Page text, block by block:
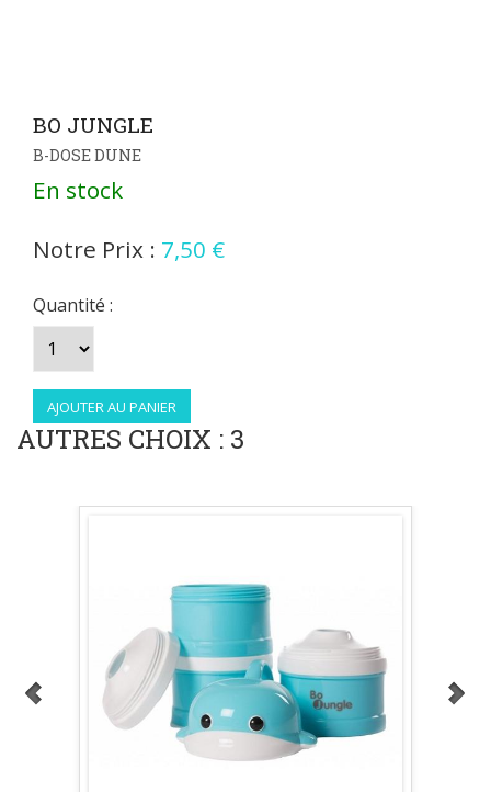
BO JUNGLE
B-DOSE DUNE
En stock
Notre Prix : 7,50 €
Quantité :
AUTRES CHOIX : 3